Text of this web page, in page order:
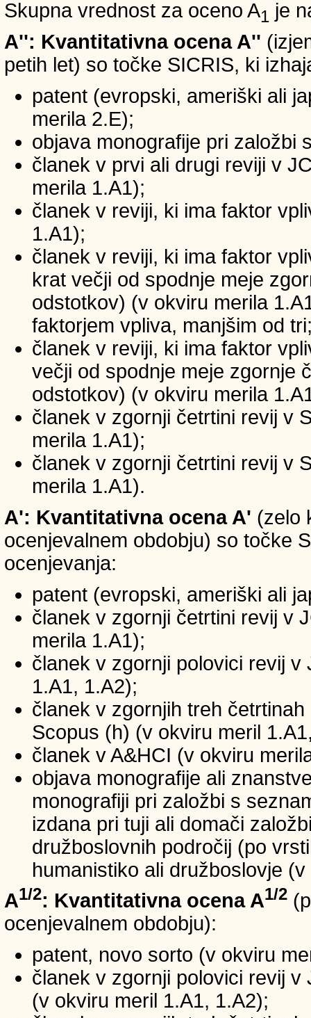
Skupna vrednost za oceno A1 je
A'': Kvantitativna ocena A''
petih let) so točke SICRIS, ki
patent (evropski, ameriški ali
merila 2.E);
objava monografije pri založbi
članek v prvi ali drugi reviji v
merila 1.A1);
članek v reviji, ki ima faktor
1.A1);
članek v reviji, ki ima faktor
krat večji od spodnje meje
odstotkov) (v okviru merila
faktorjem vpliva, manjšim od
članek v reviji, ki ima faktor
večji od spodnje meje zgornje
odstotkov) (v okviru merila
članek v zgornji četrtini revij v
merila 1.A1);
članek v zgornji četrtini revij v
merila 1.A1).
A': Kvantitativna ocena A' (zelo
ocenjevalnem obdobju) so točke
ocenjevanja:
patent (evropski, ameriški ali
članek v zgornji četrtini revij v
merila 1.A1);
članek v zgornji polovici revij
1.A1, 1.A2);
članek v zgornjih treh
Scopus (h) (v okviru meril
članek v A&HCI (v okviru
objava monografije ali
monografiji pri založbi s
izdana pri tuji ali domači
družboslovnih področij (po
humanistiko ali družboslovje
A1/2: Kvantitativna ocena A1/2
ocenjevalnem obdobju):
patent, novo sorto (v okviru
članek v zgornji polovici revij
(v okviru meril 1.A1, 1.A2);